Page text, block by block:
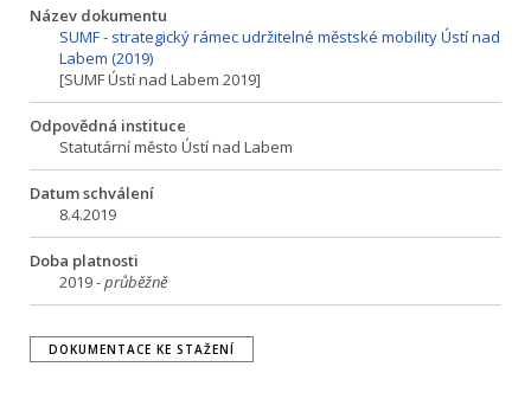
Název dokumentu
SUMF - strategický rámec udržitelné městské mobility Ústí nad
Labem (2019)
[SUMF Ústí nad Labem 2019]
Odpovědná instituce
Statutární město Ústí nad Labem
Datum schválení
8.4.2019
Doba platnosti
2019 -průběžně
DOKUMENTACE KE STAŽENÍ